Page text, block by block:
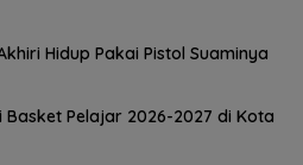
Hidup Pakai Pistol Suaminya
Basket Pelajar 2026-2027 di Kota